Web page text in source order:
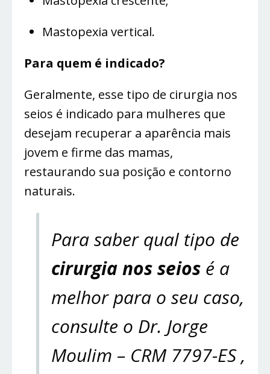
Mastopexia vertical.
Para quem é indicado?
Geralmente, esse tipo de cirurgia nos
seios é indicado para mulheres que
desejam recuperar a aparência mais
jovem e firme das mamas,
restaurando sua posição e contorno
naturais.
Para saber qual tipo de
cirurgia nos seios é a
melhor para o seu caso,
consulte o Dr. Jorge
Moulim – CRM 7797-ES ,